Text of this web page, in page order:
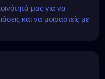
μας για να
και να μοιραστείς με